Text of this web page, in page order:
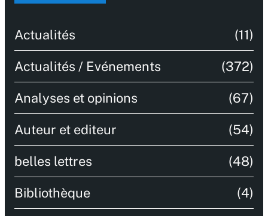
Actualités (11)
Actualités / Evénements (372)
Analyses et opinions (67)
Auteur et editeur (54)
belles lettres (48)
Bibliothèque (4)